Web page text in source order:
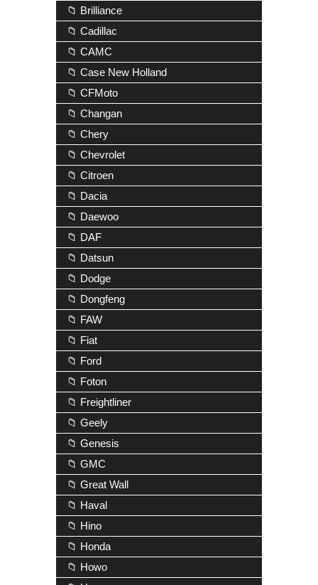
📁 Brilliance
📁 Cadillac
📁 CAMC
📁 Case New Holland
📁 CFMoto
📁 Changan
📁 Chery
📁 Chevrolet
📁 Citroen
📁 Dacia
📁 Daewoo
📁 DAF
📁 Datsun
📁 Dodge
📁 Dongfeng
📁 FAW
📁 Fiat
📁 Ford
📁 Foton
📁 Freightliner
📁 Geely
📁 Genesis
📁 GMC
📁 Great Wall
📁 Haval
📁 Hino
📁 Honda
📁 Howo